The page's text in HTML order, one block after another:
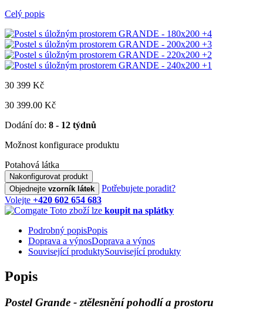
Celý popis
+4
+3
+2
+1
30 399 Kč
30 399.00 Kč
Dodání do: 8 - 12 týdnů
Možnost konfigurace produktu
Potahová látka
Nakonfigurovat produkt
Objednejte vzorník látek
Potřebujete poradit?
Volejte +420 602 654 683
Toto zboží lze koupit na splátky
Podrobný popisPopis
Doprava a výnosDoprava a výnos
Související produktySouvisející produkty
Popis
Postel Grande - ztělesnění pohodlí a prostoru